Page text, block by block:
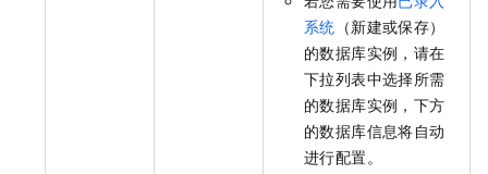
系统 （新建或保存）
的数据库实例，请在
下拉列表中选择所需
的数据库实例，下方
的数据库信息将自动
进行配置。